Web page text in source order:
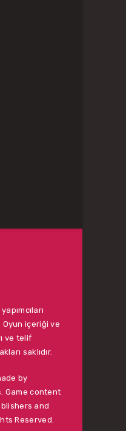
içeriği ve
ve telif
saklıdır.
by
Game content
and
Reserved.